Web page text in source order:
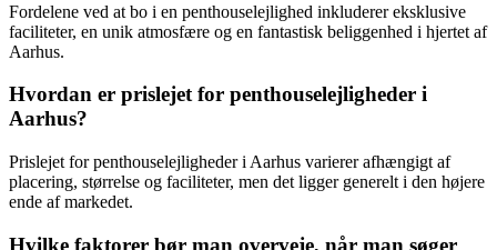
Fordelene ved at bo i en penthouselejlighed inkluderer eksklusive
faciliteter, en unik atmosfære og en fantastisk beliggenhed i hjertet af
Aarhus.
Hvordan er prislejet for penthouselejligheder i
Aarhus?
Prislejet for penthouselejligheder i Aarhus varierer afhængigt af
placering, størrelse og faciliteter, men det ligger generelt i den højere
ende af markedet.
Hvilke faktorer bør man overveje, når man søger